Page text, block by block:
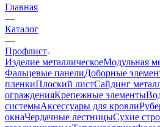
Главная
—
Каталог
—
Профлист
Изделие металлическоеМодульная
Фальцевые панелиДоборные
пленкиПлоский листСайдинг
огражденияКрепежные элементы
системыАксессуары для кровли
окнаЧердачные лестницыСухие